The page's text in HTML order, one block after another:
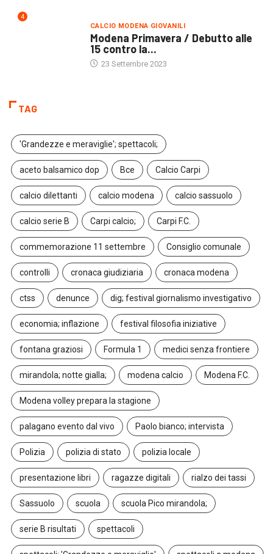
4
CALCIO MODENA GIOVANILI
Modena Primavera / Debutto alle
15 contro la...
23 Settembre 2023
TAG
'Grandezze e meraviglie'; spettacoli;
aceto balsamico dop Bce Calcio Carpi
calcio dilettanti calcio modena calcio sassuolo
calcio serie B Carpi calcio; Carpi F.C.
commemorazione 11 settembre Consiglio comunale
controlli cronaca giudiziaria cronaca modena
ctss denunce dig; festival giornalismo investigativo
economia; inflazione festival filosofia iniziative
fontana graziosi Formula 1 medici senza frontiere
mirandola; notte gialla; modena calcio Modena F.C.
Modena volley prepara la stagione
palagano evento dal vivo Paolo bianco; intervista
Polizia polizia di stato polizia locale
presentazione libri ragazze digitali rialzo dei tassi
Sassuolo scuola scuola Pico mirandola;
serie B risultati spettacoli